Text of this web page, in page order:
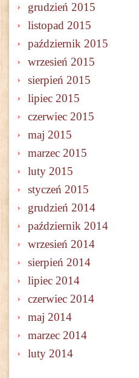
grudzień 2015
listopad 2015
październik 2015
wrzesień 2015
sierpień 2015
lipiec 2015
czerwiec 2015
maj 2015
marzec 2015
luty 2015
styczeń 2015
grudzień 2014
październik 2014
wrzesień 2014
sierpień 2014
lipiec 2014
czerwiec 2014
maj 2014
marzec 2014
luty 2014